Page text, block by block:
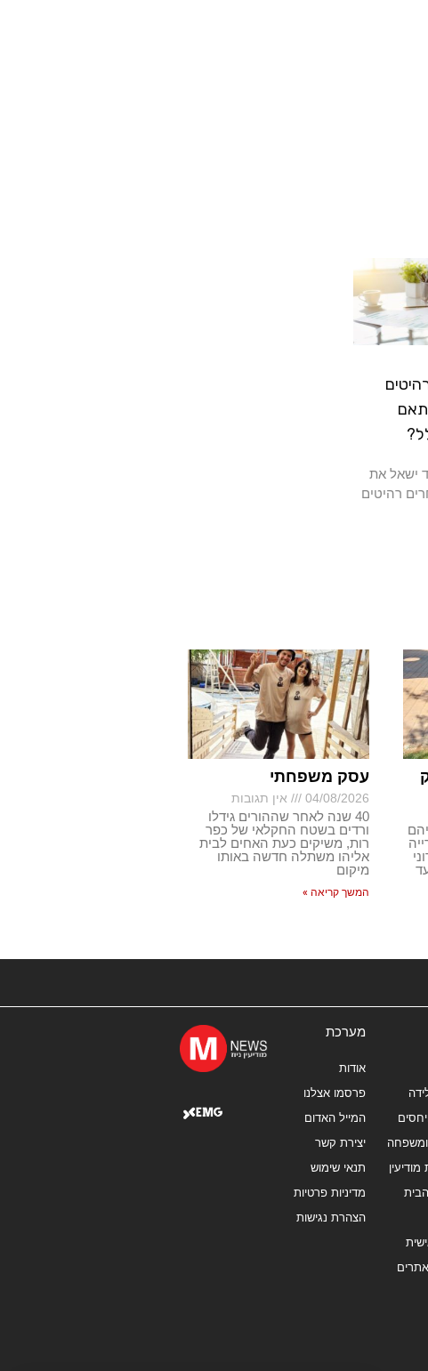
ישאל את
רהיטים
עסק משפחתי
04/08/2026 אין תגובות
40 שנה לאחר שההורים גידלו
ורדים בשטח החקלאי של כפר
רות, משיקים כעת האחים לבית
אליהו משתלה חדשה באותו
מיקום
המשך קריאה »
ומשפחה
מודיעין
מערכת
אודות
פרסמו אצלנו
המייל האדום
יצירת קשר
תנאי שימוש
מדיניות פרטיות
הצהרת נגישות